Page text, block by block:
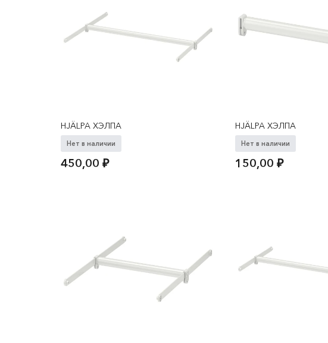
HJÄLPA ХЭЛПА
Нет в наличии
450,00 ₽
HJÄLPA ХЭЛПА
Нет в наличии
150,00₽